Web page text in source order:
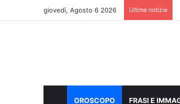
giovedì, Agosto 6 2026 Ultime notizie
OROSCOPO FRASI E